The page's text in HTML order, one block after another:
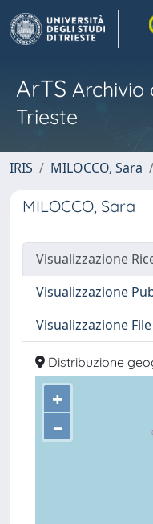
ArTS Archivio
Trieste
IRIS MILOCCO, Sara
MILOCCO, Sara
Visualizzazione
Visualizzazione
Visualizzazione File
Distribuzione
+
–